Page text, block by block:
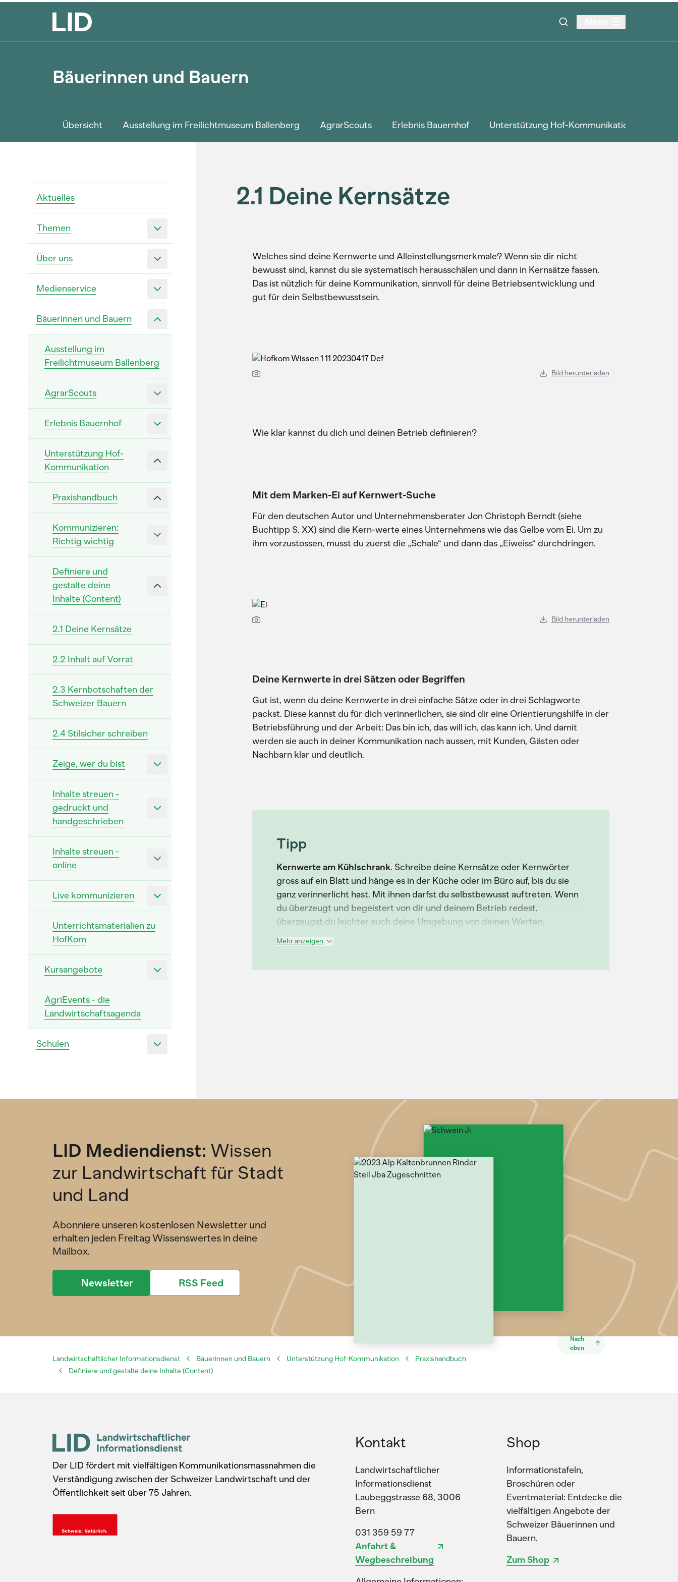
Bäuerinnen und Bauern
Übersicht Ausstellung im Freilichtmuseum Ballenberg AgrarScouts Erlebnis Bauernhof Unterstützung Hof-Kommunikation
Aktuelles
Themen
Über uns
Medienservice
Bäuerinnen und Bauern
Ausstellung im
Freilichtmuseum Ballenberg
AgrarScouts
Erlebnis Bauernhof
Unterstützung Hof-
Kommunikation
Praxishandbuch
Kommunizieren:
Richtig wichtig
Definiere und
gestalte deine
Inhalte (Content)
2.1 Deine Kernsätze
2.2 Inhalt auf Vorrat
2.3 Kernbotschaften der
Schweizer Bauern
2.4 Stilsicher schreiben
Zeige, wer du bist
Inhalte streuen -
gedruckt und
handgeschrieben
Inhalte streuen -
online
Live kommunizieren
Unterrichtsmaterialien zu
HofKom
Kursangebote
AgriEvents - die
Landwirtschaftsagenda
Schulen
2.1 Deine Kernsätze
Welches sind deine Kernwerte und Alleinstellungsmerkmale? Wenn sie dir nicht
bewusst sind, kannst du sie systematisch herausschälen und dann in Kernsätze fassen.
Das ist nützlich für deine Kommunikation, sinnvoll für deine Betriebsentwicklung und
gut für dein Selbstbewusstsein.
Bild herunterladen
Wie klar kannst du dich und deinen Betrieb definieren?
Mit dem Marken-Ei auf Kernwert-Suche
Für den deutschen Autor und Unternehmensberater Jon Christoph Berndt (siehe
Buchtipp S. XX) sind die Kern-werte eines Unternehmens wie das Gelbe vom Ei. Um zu
ihm vorzustossen, musst du zuerst die „Schale“ und dann das „Eiweiss“ durchdringen.
Bild herunterladen
Deine Kernwerte in drei Sätzen oder Begriffen
Gut ist, wenn du deine Kernwerte in drei einfache Sätze oder in drei Schlagworte
packst. Diese kannst du für dich verinnerlichen, sie sind dir eine Orientierungshilfe in der
Betriebsführung und der Arbeit: Das bin ich, das will ich, das kann ich. Und damit
werden sie auch in deiner Kommunikation nach aussen, mit Kunden, Gästen oder
Nachbarn klar und deutlich.
Tipp
Kernwerte am Kühlschrank. Schreibe deine Kernsätze oder Kernwörter
gross auf ein Blatt und hänge es in der Küche oder im Büro auf, bis du sie
ganz verinnerlicht hast. Mit ihnen darfst du selbstbewusst auftreten. Wenn
du überzeugt und begeistert von dir und deinem Betrieb redest,
überzeugst du leichter auch deine Umgebung von deinen Werten.
Mehr anzeigen
LID Mediendienst: Wissen
zur Landwirtschaft für Stadt
und Land
Abonniere unseren kostenlosen Newsletter und
erhalten jeden Freitag Wissenswertes in deine
Mailbox.
Newsletter RSS Feed
Landwirtschaftlicher Informationsdienst Bäuerinnen und Bauern Unterstützung Hof-Kommunikation
Praxishandbuch
Definiere und gestalte deine Inhalte (Content)
Nach
oben
Der LID fördert mit vielfältigen Kommunikationsmassnahmen die
Verständigung zwischen der Schweizer Landwirtschaft und der
Öffentlichkeit seit über 75 Jahren.
Kontakt
Landwirtschaftlicher
Informationsdienst
Laubeggstrasse 68, 3006
Bern
031 359 59 77
Anfahrt &
Wegbeschreibung
Shop
Informationstafeln,
Broschüren oder
Eventmaterial: Entdecke die
vielfältigen Angebote der
Schweizer Bäuerinnen und
Bauern.
Zum Shop